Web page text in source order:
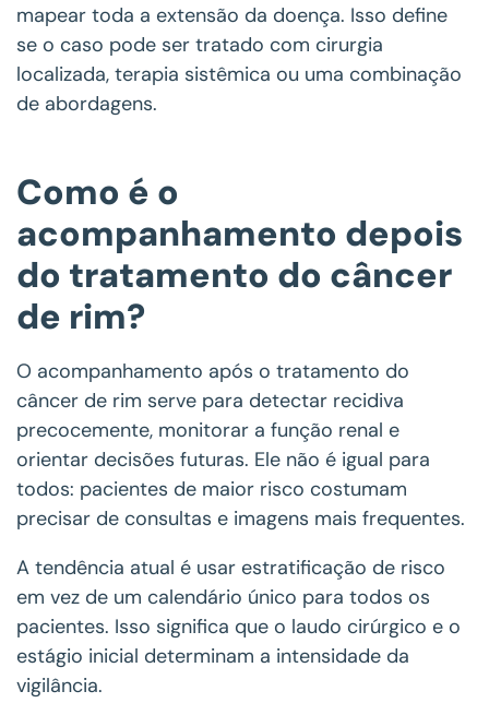
mapear toda a extensão da doença. Isso define
se o caso pode ser tratado com cirurgia
localizada, terapia sistêmica ou uma combinação
de abordagens.
Como é o
acompanhamento depois
do tratamento do câncer
de rim?
O acompanhamento após o tratamento do
câncer de rim serve para detectar recidiva
precocemente, monitorar a função renal e
orientar decisões futuras. Ele não é igual para
todos: pacientes de maior risco costumam
precisar de consultas e imagens mais frequentes.
A tendência atual é usar estratificação de risco
em vez de um calendário único para todos os
pacientes. Isso significa que o laudo cirúrgico e o
estágio inicial determinam a intensidade da
vigilância.